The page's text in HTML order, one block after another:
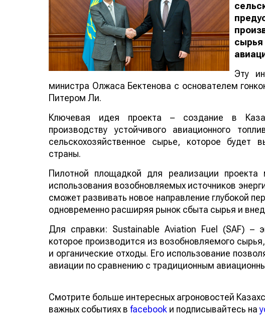
Эту
министра Олжаса Бектенова с основателем
Питером Ли.
Ключевая идея проекта – создание в
производству устойчивого авиационного
сельскохозяйственное сырье, которое будет
страны.
Пилотной площадкой для реализации
использования возобновляемых источников
сможет развивать новое направление глубокой
одновременно расширяя рынок сбыта сырья и
Для справки: Sustainable Aviation Fuel (SAF) –
которое производится из возобновляемого
и органические отходы. Его использование
авиации по сравнению с традиционным
Смотрите больше интересных агроновостей
важных событиях в facebook и подписывайтесь на